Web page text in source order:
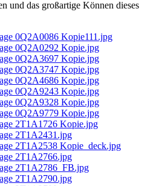
und das großartige Können dieses